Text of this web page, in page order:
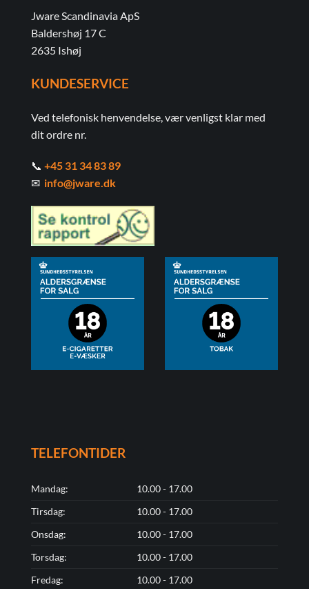
Jware Scandinavia ApS
Baldershøj 17 C
2635 Ishøj
KUNDESERVICE
Ved telefonisk henvendelse, vær venligst klar med
dit ordre nr.
📞 +45 31 34 83 89
✉ info@jware.dk
TELEFONTIDER
Mandag:
10.00 - 17.00
Tirsdag:
10.00 - 17.00
Onsdag:
10.00 - 17.00
Torsdag:
10.00 - 17.00
Fredag:
10.00 - 17.00